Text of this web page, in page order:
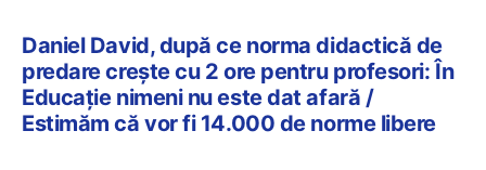
Daniel David, după ce norma didactică de
predare crește cu 2 ore pentru profesori: În
Educație nimeni nu este dat afară /
Estimăm că vor fi 14.000 de norme libere